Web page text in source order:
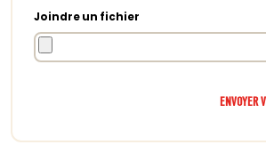
Joindre un fichier
ENVOYER